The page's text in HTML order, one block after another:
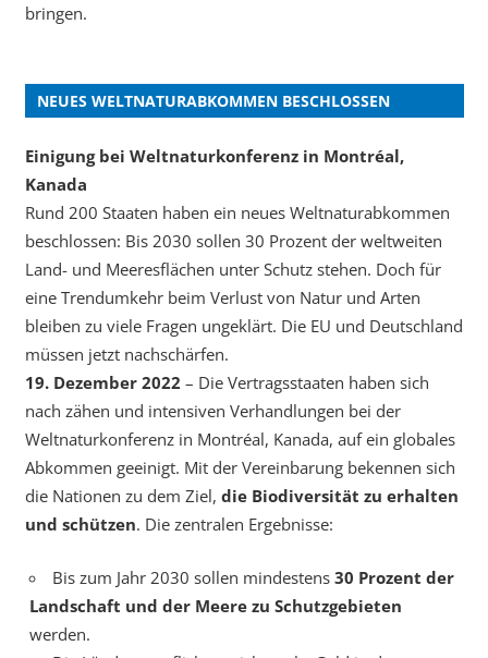
bringen.
NEUES WELTNATURABKOMMEN BESCHLOSSEN
Einigung bei Weltnaturkonferenz in Montréal,
Kanada
Rund 200 Staaten haben ein neues Weltnaturabkommen
beschlossen: Bis 2030 sollen 30 Prozent der weltweiten
Land- und Meeresflächen unter Schutz stehen. Doch für
eine Trendumkehr beim Verlust von Natur und Arten
bleiben zu viele Fragen ungeklärt. Die EU und Deutschland
müssen jetzt nachschärfen.
19. Dezember 2022 – Die Vertragsstaaten haben sich
nach zähen und intensiven Verhandlungen bei der
Weltnaturkonferenz in Montréal, Kanada, auf ein globales
Abkommen geeinigt. Mit der Vereinbarung bekennen sich
die Nationen zu dem Ziel, die Biodiversität zu erhalten
und schützen. Die zentralen Ergebnisse:
Bis zum Jahr 2030 sollen mindestens 30 Prozent der
Landschaft und der Meere zu Schutzgebieten
werden.